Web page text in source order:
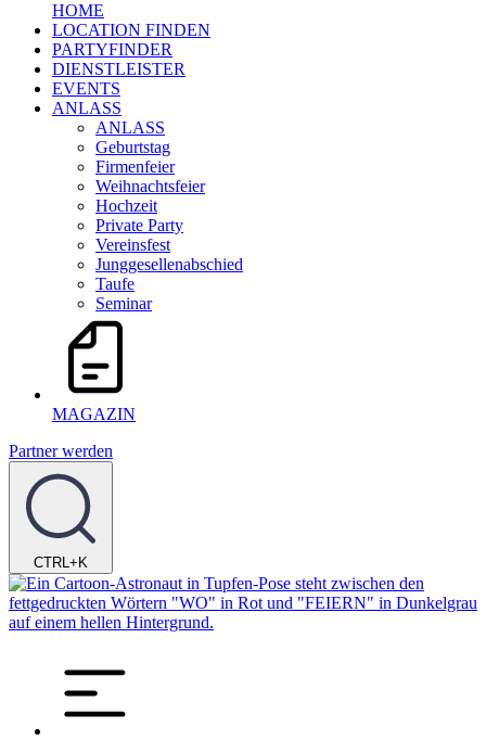
HOME
LOCATION FINDEN
PARTYFINDER
DIENSTLEISTER
EVENTS
ANLASS
ANLASS
Geburtstag
Firmenfeier
Weihnachtsfeier
Hochzeit
Private Party
Vereinsfest
Junggesellenabschied
Taufe
Seminar
MAGAZIN
Partner werden
CTRL+K